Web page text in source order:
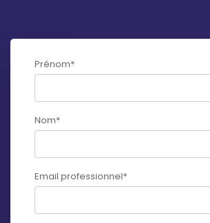
Prénom*
Nom*
Email professionnel*